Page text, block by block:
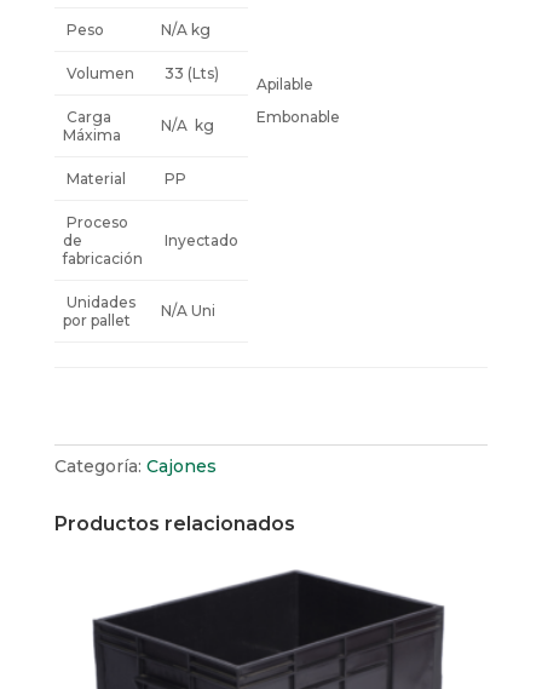
Apilable
Embonable
Peso N/A kg
Volumen 33 (Lts)
Carga
Máxima
N/A kg
Material PP
Proceso
de
fabricación
Inyectado
Unidades
por pallet
N/A Uni
Categoría: Cajones
Productos relacionados